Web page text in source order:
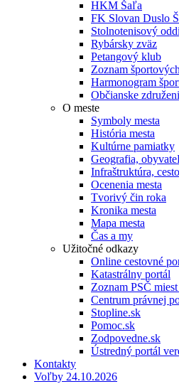
HKM Šaľa
FK Slovan Duslo
Stolnotenisový
Rybársky zväz
Petangový klub
Zoznam
Harmonogram
Občianske
O meste
Symboly mesta
História mesta
Kultúrne pamiatky
Geografia,
Infraštruktúra,
Ocenenia mesta
Tvorivý čin roka
Kronika mesta
Mapa mesta
Čas a my
Užitočné odkazy
Online cestovné
Katastrálny portál
Zoznam PSČ
Centrum právnej
Stopline.sk
Pomoc.sk
Zodpovedne.sk
Ústredný portál
Kontakty
Voľby 24.10.2026